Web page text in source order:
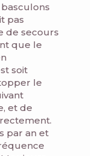
pas
de secours
que le
soit
le
et de
par an et